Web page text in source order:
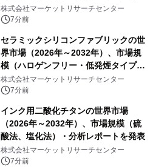
表
株式会社マーケットリサーチセンター
7分前
セラミックシリコンファブリックの世
界市場（2026年～2032年）、市場規
模（ハロゲンフリー・低発煙タイプ、
高膨張タイプ）・分析レポートを発表
株式会社マーケットリサーチセンター
7分前
インク用二酸化チタンの世界市場
（2026年～2032年）、市場規模（硫
酸法、塩化法）・分析レポートを発表
株式会社マーケットリサーチセンター
7分前